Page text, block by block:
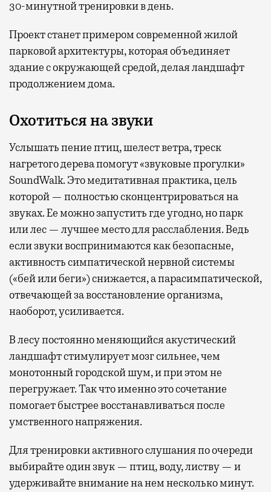
30-минутной тренировки в день.
Проект станет примером современной жилой
парковой архитектуры, которая объединяет
здание с окружающей средой, делая ландшафт
продолжением дома.
Охотиться на звуки
Услышать пение птиц, шелест ветра, треск
нагретого дерева помогут «звуковые прогулки»
SoundWalk. Это медитативная практика, цель
которой — полностью сконцентрироваться на
звуках. Ее можно запустить где угодно, но парк
или лес — лучшее место для расслабления. Ведь
если звуки воспринимаются как безопасные,
активность симпатической нервной системы
(«бей или беги») снижается, а парасимпатической,
отвечающей за восстановление организма,
наоборот, усиливается.
В лесу постоянно меняющийся акустический
ландшафт стимулирует мозг сильнее, чем
монотонный городской шум, и при этом не
перегружает. Так что именно это сочетание
помогает быстрее восстанавливаться после
умственного напряжения.
Для тренировки активного слушания по очереди
выбирайте один звук — птиц, воду, листву — и
удерживайте внимание на нем несколько минут.